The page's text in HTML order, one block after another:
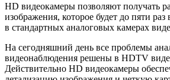
HD видеокамеры позволяют получать
изображения, которое будет до пяти
в стандартных аналоговых камерах
На сегодняшний день все проблемы
видеонаблюдения решены в HDTV
Действительно HD видеокамеры